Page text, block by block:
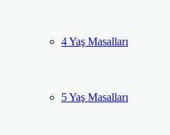
4 Yaş Masalları
5 Yaş Masalları